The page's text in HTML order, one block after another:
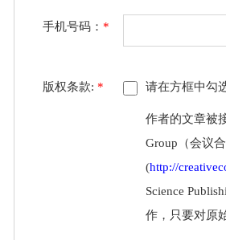
手机号码： *
版权条款: * 请在方框中勾
作者的文章被
Group（会议
(http://
Science
作，只要对原